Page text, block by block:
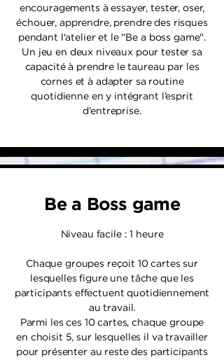
encouragements à essayer, tester, oser,
échouer, apprendre, prendre des risques
pendant l'atelier et le "Be a boss game".
Un jeu en deux niveaux pour tester sa
capacité à prendre le taureau par les
cornes et à adapter sa routine
quotidienne en y intégrant l’esprit
d’entreprise.
Be a Boss game
Niveau facile : 1 heure
Chaque groupes reçoit 10 cartes sur
lesquelles figure une tâche que les
participants effectuent quotidiennement
au travail.
Parmi les ces 10 cartes, chaque groupe
en choisit 5, sur lesquelles il va travailler
pour présenter au reste des participants